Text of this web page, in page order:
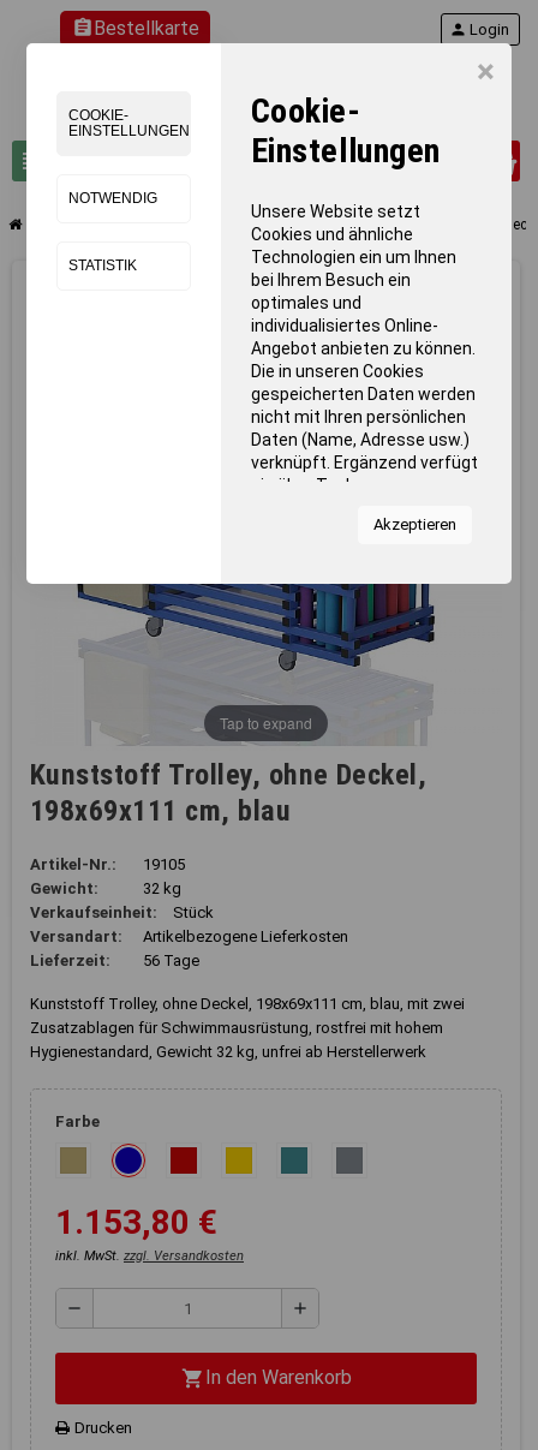
×
COOKIE-
EINSTELLUNGEN
NOTWENDIG
STATISTIK
Cookie-
Einstellungen
Unsere Website setzt
Cookies und ähnliche
Technologien ein um Ihnen
bei Ihrem Besuch ein
optimales und
individualisiertes Online-
Angebot anbieten zu können.
Die in unseren Cookies
gespeicherten Daten werden
nicht mit Ihren persönlichen
Daten (Name, Adresse usw.)
verknüpft. Ergänzend verfügt
sie über Tools von
Statistiken zur Nutzung
zum Anzeigen relevanter
Inhalte. Durch Klicken auf
"Alles erlauben" stimmen Sie
dem Einsatz von Cookies und
ähnlichen Technologien zu
den vorgenannten Zwecken
zu. Durch Klicken auf
„Einstellungen“ können Sie
eine individuelle Auswahl
treffen und erteilte
Widerspruchsmöglichkeiten,
Sie können durch die
Navigation auf die
Akzeptieren
assignmentBestellkarte
view_headline search
person Login
Schwimmbad-Einrichtung Kunststoff Trolley, ohne
Tap to expand
Kunststoff Trolley, ohne Deckel,
198x69x111 cm, blau
Artikel-Nr.:
19105
Gewicht:
32 kg
Verkaufseinheit:
Stück
Versandart:
Artikelbezogene Lieferkosten
Lieferzeit:
56 Tage
Kunststoff Trolley, ohne Deckel, 198x69x111 cm, blau, mit zwei
Zusatzablagen für Schwimmausrüstung, rostfrei mit hohem
Hygienestandard, Gewicht 32 kg, unfrei ab Herstellerwerk
Farbe
1.153,80 €
inkl. MwSt. zzgl. Versandkosten
remove add
shopping_cart In den Warenkorb
Drucken